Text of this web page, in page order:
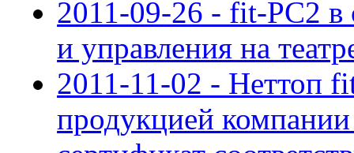
2011-09-26 - fit-PC2 в
и управления на
2011-11-02 - Неттоп
продукцией